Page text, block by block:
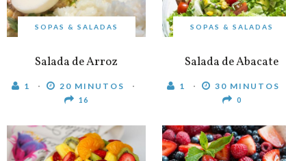
SOPAS & SALADAS
Salada de Arroz
1 20 MINUTOS
16
SOPAS & SALADAS
Salada de Abacate
1 30 MINUTOS
0